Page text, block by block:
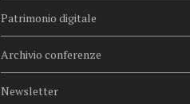
Patrimonio digitale
Archivio conferenze
Newsletter